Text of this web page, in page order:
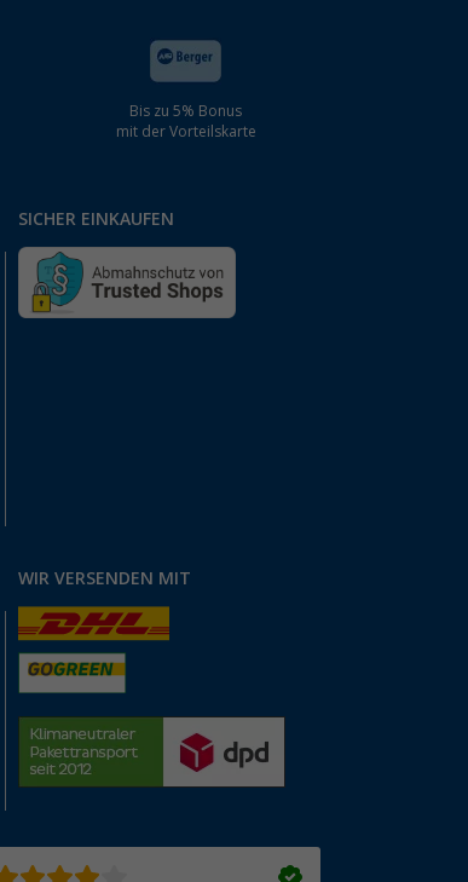
Bis zu 5% Bonus
mit der Vorteilskarte
SICHER EINKAUFEN
WIR VERSENDEN MIT